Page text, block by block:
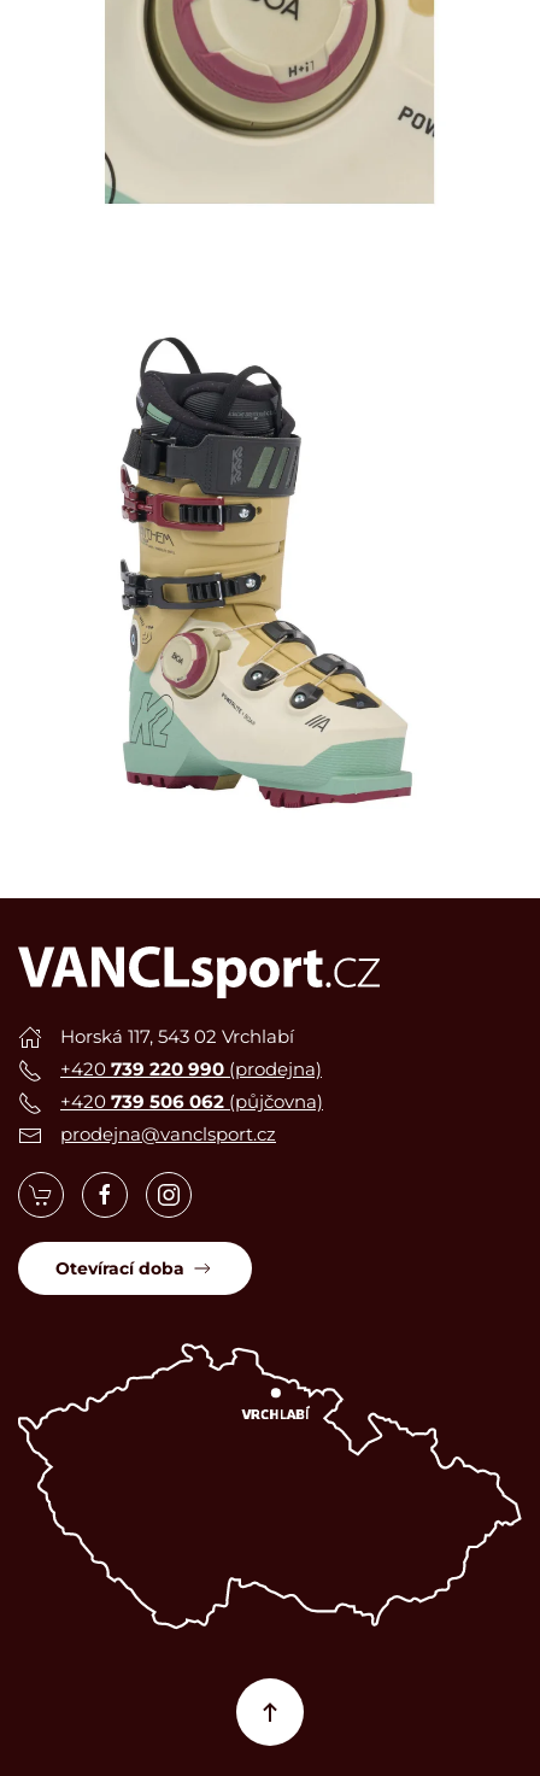
Horská 117, 543 02 Vrchlabí
+420 739 220 990 (prodejna)
+420 739 506 062 (půjčovna)
prodejna@vanclsport.cz
Otevírací doba